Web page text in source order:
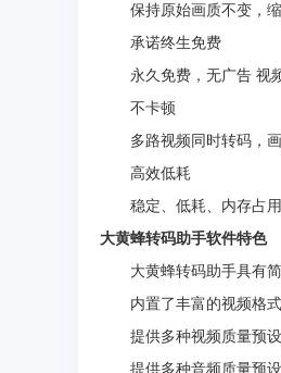
保持原始画质不变，缩
承诺终生免费
永久免费，无广告 视
不卡顿
多路视频同时转码，画
高效低耗
稳定、低耗、内存占用
大黄蜂转码助手软件特色
大黄蜂转码助手具有简
内置了丰富的视频格式
提供多种视频质量预设
提供多种音频质量预设